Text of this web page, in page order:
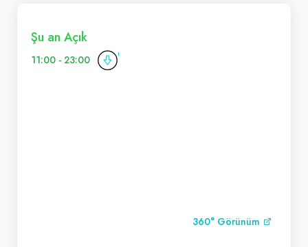
Şu an Açık
11:00 - 23:00
360° Görünüm